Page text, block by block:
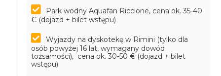
Park wodny Aquafan Riccione, cena ok. 35-40
€ (dojazd + bilet wstępu)
Wyjazdy na dyskotekę w Rimini (tylko dla
osób powyżej 16 lat, wymagany dowód
tożsamości), cena ok. 30-50 € (dojazd + bilet
wstępu)